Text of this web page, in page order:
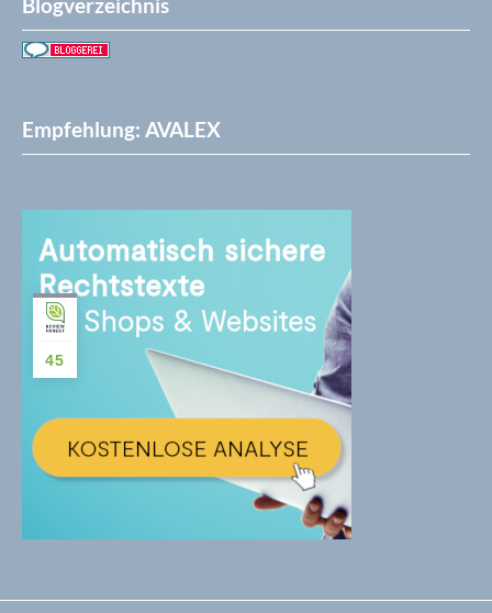
Empfehlung: AVALEX
45